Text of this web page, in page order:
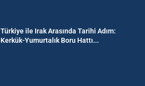
Türkiye ile Irak Arasında Tarihi Adım:
Kerkük-Yumurtalık Boru Hattı...